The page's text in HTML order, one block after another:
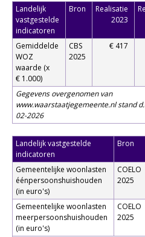
Landelijk
vastgestelde
indicatoren
Bron
Realisatie
2023
Gemiddelde
WOZ
waarde (x
€ 1.000)
CBS
2025
€ 417
Gegevens overgenomen van
www.waarstaatjegemeente.nl stand
02-2026
Landelijk vastgestelde
indicatoren
Bron
Gemeentelijke woonlasten
éénpersoonshuishouden
(in euro's)
COELO
2025
Gemeentelijke woonlasten
meerpersoonshuishouden
(in euro's)
COELO
2025